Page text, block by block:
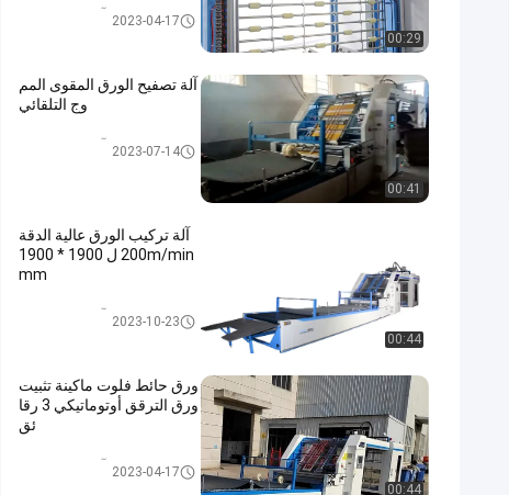
00:29
2023-04-17
00:41
آلة تصفيح الورق المقوى المم
وج التلقائي
2023-07-14
00:44
آلة تركيب الورق عالية الدقة
200m/min ل 1900 * 1900
mm
2023-10-23
00:44
ورق حائط فلوت ماكينة تثبيت
ورق الترقق أوتوماتيكي 3 رقا
ئق
2023-04-17